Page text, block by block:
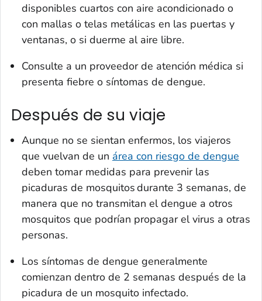
disponibles cuartos con aire acondicionado o
con mallas o telas metálicas en las puertas y
ventanas, o si duerme al aire libre.
Consulte a un proveedor de atención médica si
presenta fiebre o síntomas de dengue.
Después de su viaje
Aunque no se sientan enfermos, los viajeros
que vuelvan de un área con riesgo de dengue
deben tomar medidas para prevenir las
picaduras de mosquitos durante 3 semanas, de
manera que no transmitan el dengue a otros
mosquitos que podrían propagar el virus a otras
personas.
Los síntomas de dengue generalmente
comienzan dentro de 2 semanas después de la
picadura de un mosquito infectado.